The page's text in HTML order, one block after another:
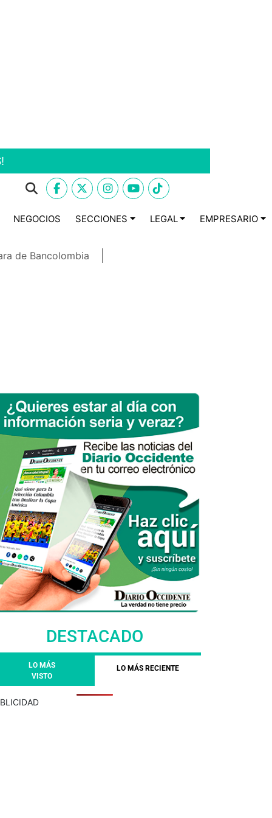
NEGOCIOS SECCIONES LEGAL EMPRESARIO
de Bancolombia
DESTACADO
LO MÁS
VISTO
LO MÁS RECIENTE